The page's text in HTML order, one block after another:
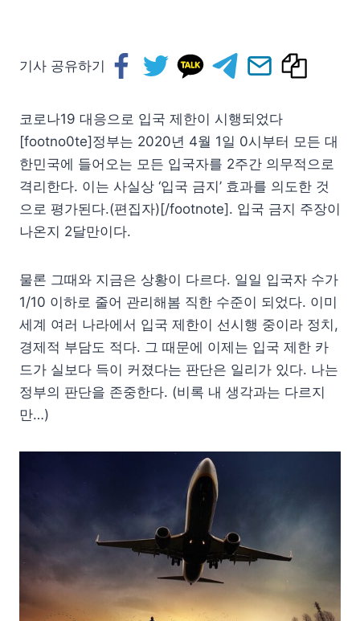
기사 공유하기
코로나19 대응으로 입국 제한이 시행되었다
[footno0te]정부는 2020년 4월 1일 0시부터 모든 대
한민국에 들어오는 모든 입국자를 2주간 의무적으로
격리한다. 이는 사실상 ‘입국 금지’ 효과를 의도한 것
으로 평가된다.(편집자)[/footnote]. 입국 금지 주장이
나온지 2달만이다.
물론 그때와 지금은 상황이 다르다. 일일 입국자 수가
1/10 이하로 줄어 관리해봄 직한 수준이 되었다. 이미
세계 여러 나라에서 입국 제한이 선시행 중이라 정치,
경제적 부담도 적다. 그 때문에 이제는 입국 제한 카
드가 실보다 득이 커졌다는 판단은 일리가 있다. 나는
정부의 판단을 존중한다. (비록 내 생각과는 다르지
만…)